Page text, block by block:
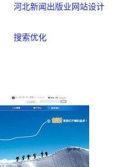
河北新闻出版业网站设计
搜索优化